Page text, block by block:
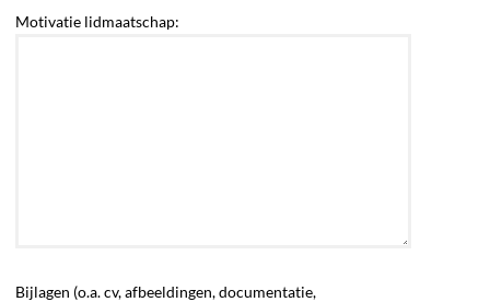
Motivatie lidmaatschap:
Bijlagen (o.a. cv, afbeeldingen, documentatie,